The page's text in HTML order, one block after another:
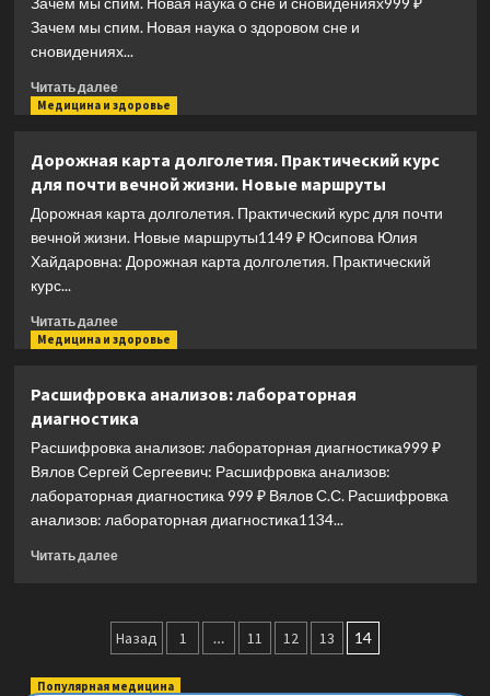
из
человечества
Зачем мы спим. Новая наука о здоровом сне и
сновидениях...
Читать далееПрочитать
больше
мы
спим.
Новая
наука
сне
Медицина и здоровье
Дорожная карта долголетия. Практический курс
для почти вечной жизни. Новые маршруты
Дорожная карта долголетия. Практический курс для почти
вечной жизни. Новые маршруты1149 ₽ Юсипова Юлия
Хайдаровна: Дорожная карта долголетия. Практический
курс...
Читать далееПрочитать
больше
карта
долголетия.
Практический
курс
почти
вечной
Медицина и здоровье
Расшифровка анализов: лабораторная
диагностика
Расшифровка анализов: лабораторная диагностика999 ₽
Вялов Сергей Сергеевич: Расшифровка анализов:
лабораторная диагностика 999 ₽ Вялов С.С. Расшифровка
анализов: лабораторная диагностика1134...
Читать далееПрочитать
анализов:
лабораторная
диагностика
Пагинация
записей
Назад 1 … 11 12 13 14
Популярная медицина